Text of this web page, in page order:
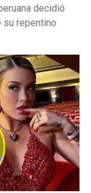
decidió
repentino